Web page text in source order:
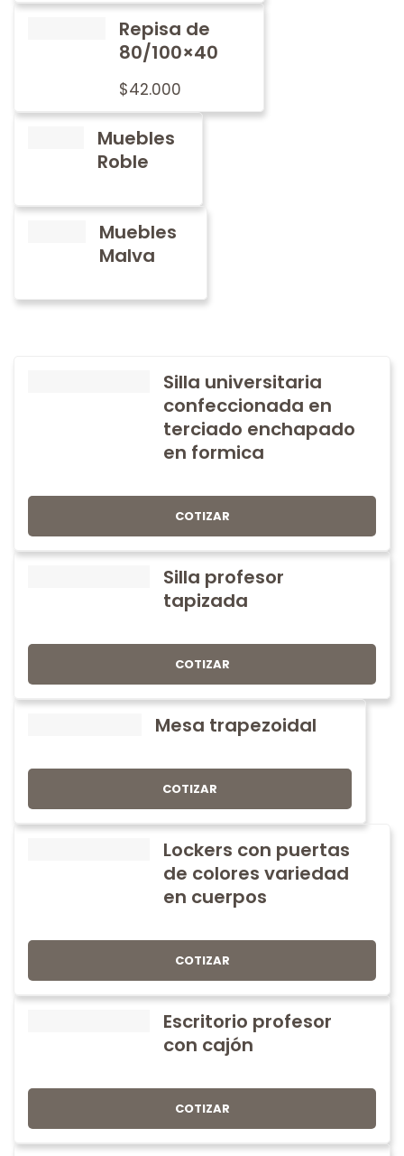
Repisa de
80/100×40
$42.000
Muebles
Roble
Muebles
Malva
Silla universitaria
confeccionada en
terciado enchapado
en formica
COTIZAR
Silla profesor
tapizada
COTIZAR
Mesa trapezoidal
COTIZAR
Lockers con puertas
de colores variedad
en cuerpos
COTIZAR
Escritorio profesor
con cajón
COTIZAR